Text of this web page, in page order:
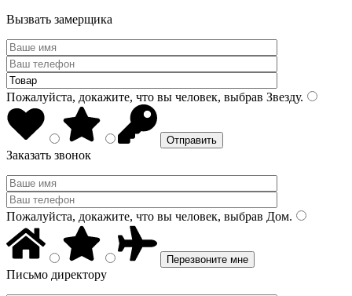
Вызвать замерщика
Пожалуйста, докажите, что вы человек, выбрав Звезду.
Заказать звонок
Пожалуйста, докажите, что вы человек, выбрав Дом.
Письмо директору